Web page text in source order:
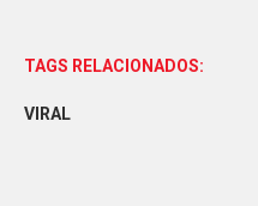
TAGS RELACIONADOS:
VIRAL